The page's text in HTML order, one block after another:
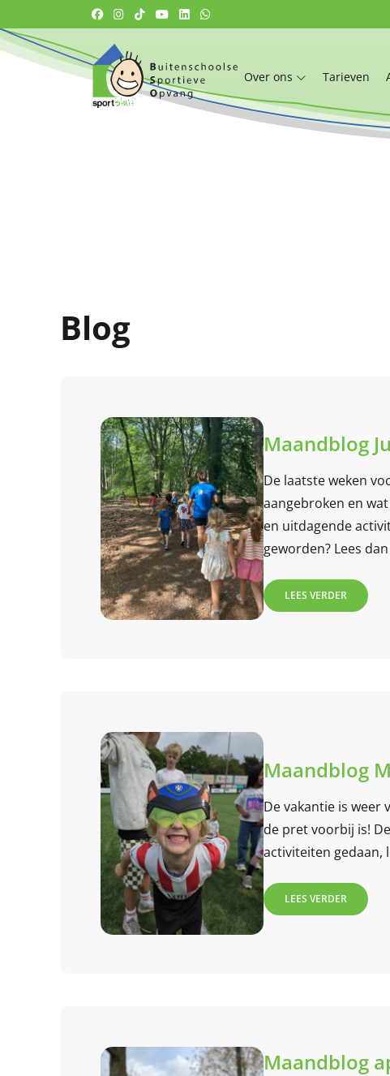
Over ons Tarieven
Blog
Maandblog
De laatste weken
aangebroken en
en uitdagende
geworden? Lees
LEES VERDER
Maandblog
De vakantie is
de pret voorbij is!
activiteiten gedaan,
LEES VERDER
Maandblog